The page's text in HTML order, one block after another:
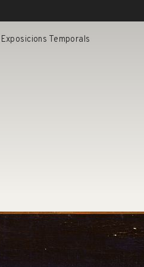
Exposicions Temporals